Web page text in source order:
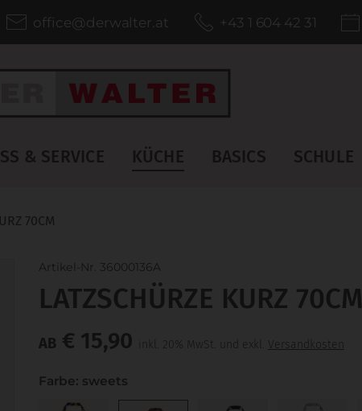
office@derwalter.at +43 1 604 42 31
& SERVICE KÜCHE BASICS SCHULE
70CM
Artikel-Nr. 36000136A
LATZSCHÜRZE KURZ 70CM
AB € 15,90 inkl. 20% MwSt. und exkl. Versandkosten
Farbe: sweets